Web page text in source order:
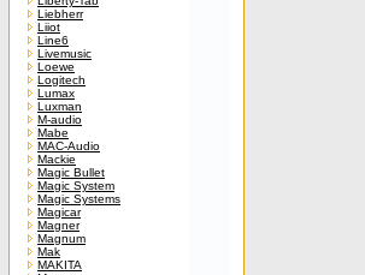
Liebherr
Liiot
Line6
Livemusic
Loewe
Logitech
Lumax
Luxman
M-audio
Mabe
MAC-Audio
Mackie
Magic Bullet
Magic System
Magic Systems
Magicar
Magner
Magnum
Mak
MAKITA